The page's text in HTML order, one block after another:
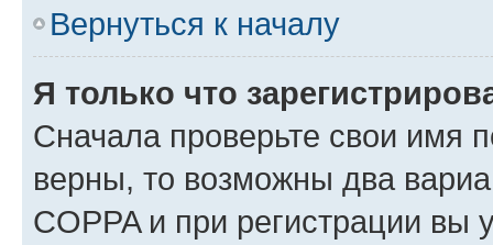
Вернуться к началу
Я только что
Сначала проверьте свои имя
верны, то возможны два
COPPA и при регистрации вы